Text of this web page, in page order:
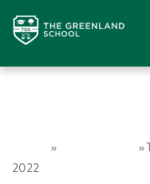
» »
2022